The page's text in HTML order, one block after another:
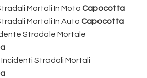
Mortali In MotoCapocotta
Mortali In AutoCapocotta
Stradale Mortale
Stradali Mortali